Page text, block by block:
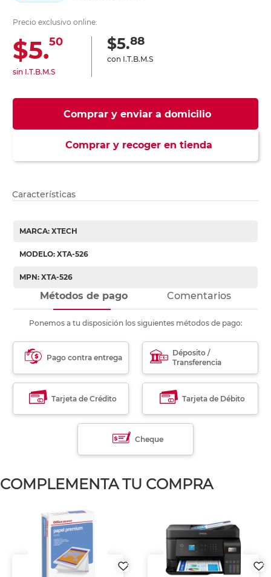
Precio exclusivo online:
$5.50
sin I.T.B.M.S
$5.88
con I.T.B.M.S
Comprar y enviar a domicilio
Comprar y recoger en tienda
Características
MARCA: XTECH
MODELO: XTA-526
MPN: XTA-526
Métodos de pago Comentarios
Ponemos a tu disposición los siguientes métodos de pago:
Pago contra entrega
Déposito /
Transferencia
Tarjeta de Crédito Tarjeta de Débito
Cheque
COMPLEMENTA TU COMPRA